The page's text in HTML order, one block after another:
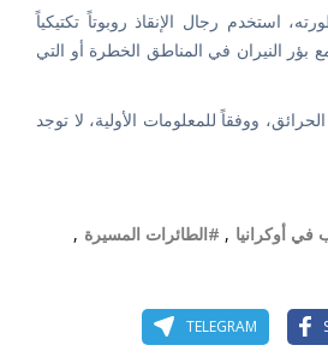
استخدم رجال الإنقاذ روبوتاً تكتيكياً
بؤر النيران في المناطق الخطرة أو التي
ووفقاً للمعلومات الأولية، لا توجد
في أوكرانيا , #الطائرات المسيرة ,
TELEGRAM